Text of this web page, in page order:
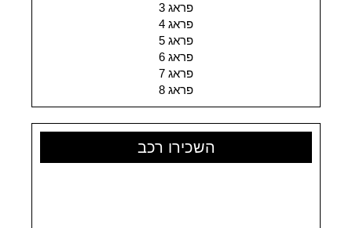
פראג 3
פראג 4
פראג 5
פראג 6
פראג 7
פראג 8
השכירו רכב